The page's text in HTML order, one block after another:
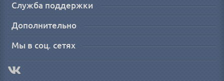
Служба поддержки
Дополнительно
Мы в соц. сетях